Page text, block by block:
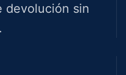
devolución sin